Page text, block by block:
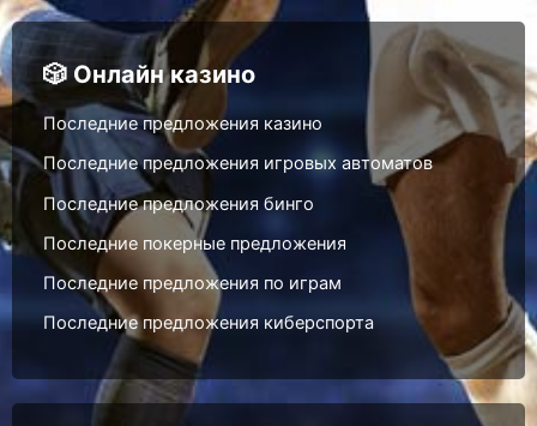
🎲 Онлайн казино
Последние предложения казино
Последние предложения игровых автоматов
Последние предложения бинго
Последние покерные предложения
Последние предложения по играм
Последние предложения киберспорта